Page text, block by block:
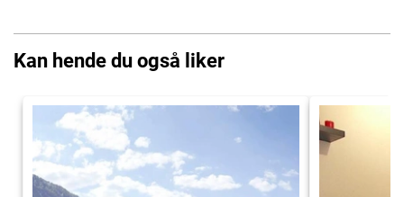
Kan hende du også liker